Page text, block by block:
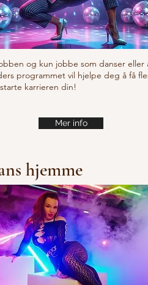
og kun jobbe som danser eller
programmet vil hjelpe deg å få
karrieren din!
Mer info
hjemme